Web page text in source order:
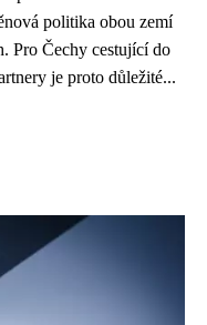
politika obou zemí
Pro Čechy cestující do
je proto důležité...